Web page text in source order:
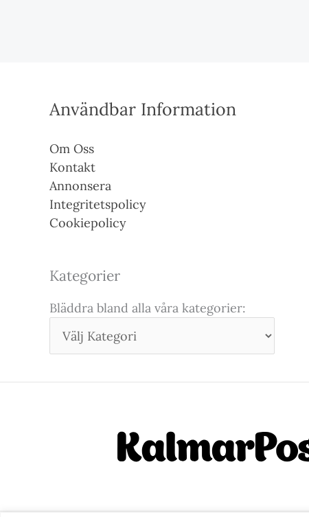
Användbar Information
Om Oss
Kontakt
Annonsera
Integritetspolicy
Cookiepolicy
Kategorier
Bläddra bland alla våra kategorier: